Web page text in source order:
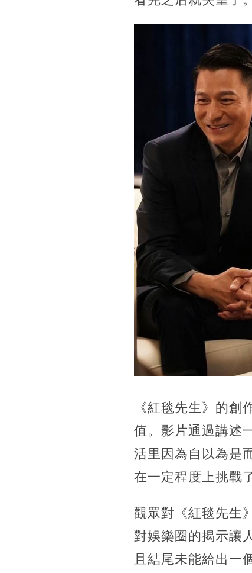
《紅毯先生》的
值。影片通過講述
活里因為自以為是
在一定程度上挑戰
觀眾對《紅毯先生
對娛樂圈的揭示讓
且結尾未能給出一